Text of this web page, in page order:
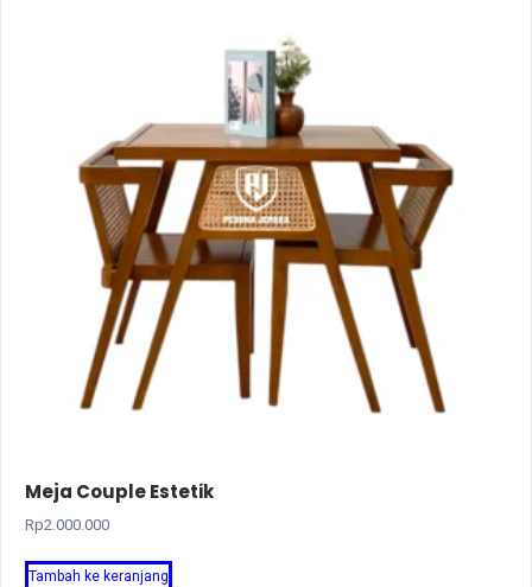
Meja Couple Estetik
Rp2.000.000
Tambah ke keranjang